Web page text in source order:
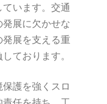
います。交通
展に欠かせな
展を支える重
ております。
護を強くスロ